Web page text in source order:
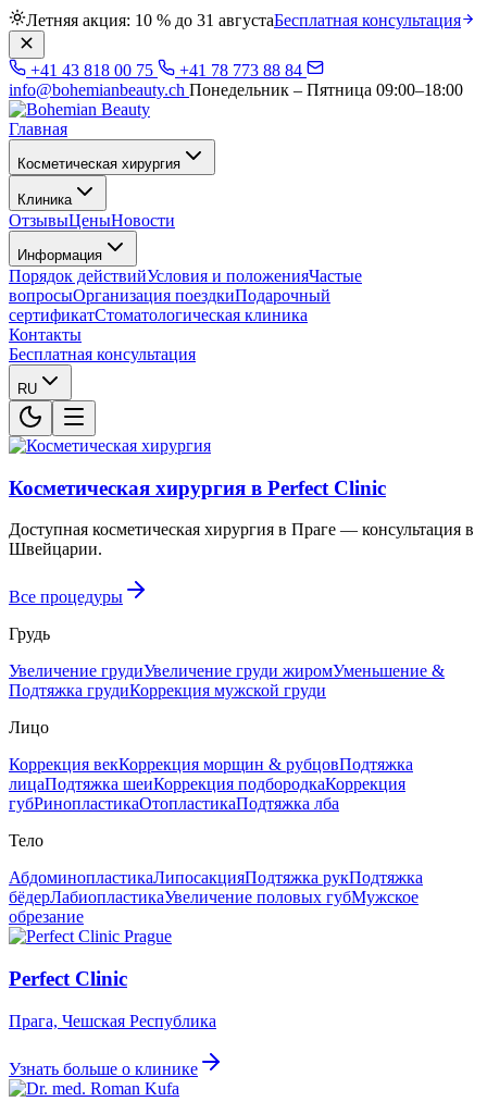
Летняя акция: 10 % до 31 августаБесплатная консультация
+41 43 818 00 75
+41 78 773 88 84
info@bohemianbeauty.ch Понедельник – Пятница 09:00–18:00
Главная
Косметическая хирургия
Клиника
ОтзывыЦеныНовости
Информация
Порядок действийУсловия и положенияЧастые
вопросыОрганизация поездкиПодарочный
сертификатСтоматологическая клиника
Контакты
Бесплатная консультация
RU
Косметическая хирургия в Perfect Clinic
Доступная косметическая хирургия в Праге — консультация в
Швейцарии.
Все процедуры
Грудь
Увеличение грудиУвеличение груди жиромУменьшение &
Подтяжка грудиКоррекция мужской груди
Лицо
Коррекция векКоррекция морщин & рубцовПодтяжка
лицаПодтяжка шеиКоррекция подбородкаКоррекция
губРинопластикаОтопластикаПодтяжка лба
Тело
АбдоминопластикаЛипосакцияПодтяжка рукПодтяжка
бёдерЛабиопластикаУвеличение половых губМужское
обрезание
Perfect Clinic
Прага, Чешская Республика
Узнать больше о клинике